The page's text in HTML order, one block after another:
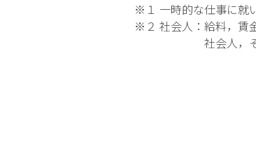
※１ 一時的な仕事に就
※２ 社会人：給料，賃
社会人，その他現